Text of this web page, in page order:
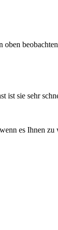
ist sie sehr
es Ihnen